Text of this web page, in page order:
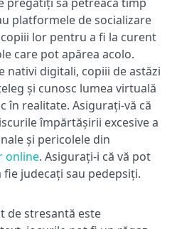
platformele de socializare
lor pentru a fi la curent
care pot apărea acolo.
nativi digitali, copiii de astăzi
și cunosc lumea virtuală
în realitate. Asigurați-vă că
împărtășirii excesive a
și pericolele din
online. Asigurați-i că vă pot
judecați sau pedepsiți.
de stresantă este